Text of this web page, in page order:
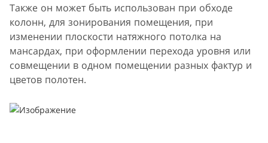
Также он может быть использован при обходе
колонн, для зонирования помещения, при
изменении плоскости натяжного потолка на
мансардах, при оформлении перехода уровня или
совмещении в одном помещении разных фактур и
цветов полотен.